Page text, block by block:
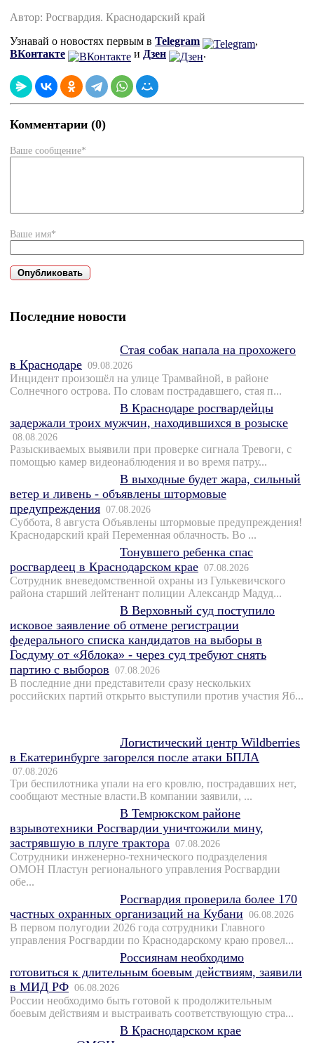
Автор: Росгвардия. Краснодарский край
Узнавай о новостях первым в Telegram
,
ВКонтакте
и Дзен .
Комментарии (0)
Ваше сообщение*
Ваше имя*
Последние новости
Стая собак напала на прохожего
в Краснодаре 09.08.2026
Инцидент произошёл на улице Трамвайной, в районе
Солнечного острова. По словам пострадавшего, стая п...
В Краснодаре росгвардейцы
задержали троих мужчин, находившихся в розыске
08.08.2026
Разыскиваемых выявили при проверке сигнала Тревоги, с
помощью камер видеонаблюдения и во время патру...
В выходные будет жара, сильный
ветер и ливень - объявлены штормовые
предупреждения 07.08.2026
Суббота, 8 августа Объявлены штормовые предупреждения!
Краснодарский край Переменная облачность. Во ...
Тонувшего ребенка спас
росгвардеец в Краснодарском крае 07.08.2026
Сотрудник вневедомственной охраны из Гулькевичского
района старший лейтенант полиции Александр Мадуд...
В Верховный суд поступило
исковое заявление об отмене регистрации
федерального списка кандидатов на выборы в
Госдуму от «Яблока» - через суд требуют снять
партию с выборов 07.08.2026
В последние дни представители сразу нескольких
российских партий открыто выступили против участия Яб...
Логистический центр Wildberries
в Екатеринбурге загорелся после атаки БПЛА
07.08.2026
Три беспилотника упали на его кровлю, пострадавших нет,
сообщают местные власти.В компании заявили, ...
В Темрюкском районе
взрывотехники Росгвардии уничтожили мину,
застрявшую в плуге трактора 07.08.2026
Сотрудники инженерно-технического подразделения
ОМОН Пластун регионального управления Росгвардии
обе...
Росгвардия проверила более 170
частных охранных организаций на Кубани 06.08.2026
В первом полугодии 2026 года сотрудники Главного
управления Росгвардии по Краснодарскому краю провел...
Россиянам необходимо
готовиться к длительным боевым действиям, заявили
в МИД РФ 06.08.2026
России необходимо быть готовой к продолжительным
боевым действиям и выстраивать соответствующую стра...
В Краснодарском крае